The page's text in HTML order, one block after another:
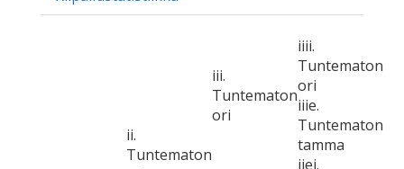
ii.
Tuntematon
iii.
Tuntematon
ori
iiii.
Tuntematon
ori
iiie.
Tuntematon
tamma
iiei.